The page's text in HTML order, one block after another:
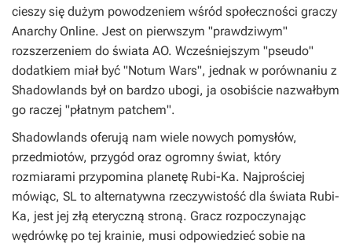
cieszy się dużym powodzeniem wśród społeczności graczy
Anarchy Online. Jest on pierwszym "prawdziwym"
rozszerzeniem do świata AO. Wcześniejszym "pseudo"
dodatkiem miał być "Notum Wars", jednak w porównaniu z
Shadowlands był on bardzo ubogi, ja osobiście nazwałbym
go raczej "płatnym patchem".
Shadowlands oferują nam wiele nowych pomysłów,
przedmiotów, przygód oraz ogromny świat, który
rozmiarami przypomina planetę Rubi-Ka. Najprościej
mówiąc, SL to alternatywna rzeczywistość dla świata Rubi-
Ka, jest jej złą eteryczną stroną. Gracz rozpoczynając
wędrówkę po tej krainie, musi odpowiedzieć sobie na